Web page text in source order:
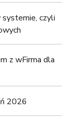
systemie, czyli
z wFirma dla
2026